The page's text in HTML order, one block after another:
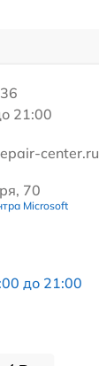
21:00
center.ru
70
Microsoft
до 21:00